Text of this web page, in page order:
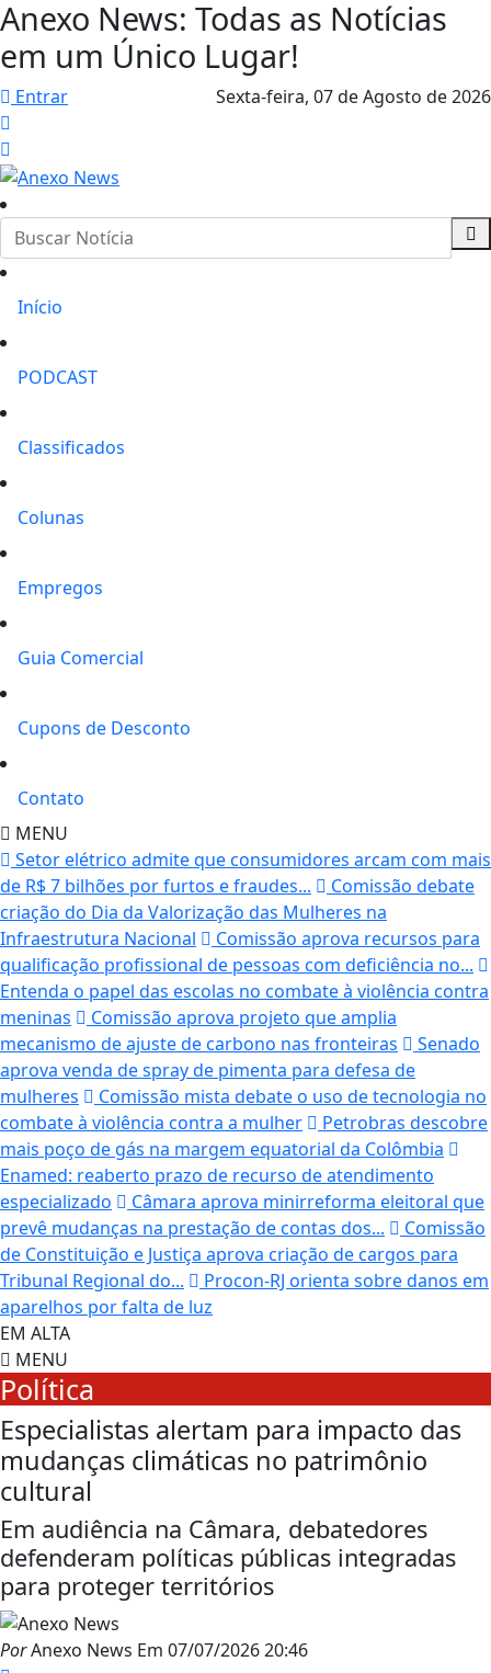
Anexo News: Todas as Notícias
em um Único Lugar!
Entrar Sexta-feira, 07 de Agosto de 2026
Início
PODCAST
Classificados
Colunas
Empregos
Guia Comercial
Cupons de Desconto
Contato
MENU
Setor elétrico admite que consumidores arcam com mais
de R$ 7 bilhões por furtos e fraudes...
Comissão debate
criação do Dia da Valorização das Mulheres na
Infraestrutura Nacional
Comissão aprova recursos para
qualificação profissional de pessoas com deficiência no...
Entenda o papel das escolas no combate à violência contra
meninas
Comissão aprova projeto que amplia
mecanismo de ajuste de carbono nas fronteiras
Senado
aprova venda de spray de pimenta para defesa de
mulheres
Comissão mista debate o uso de tecnologia no
combate à violência contra a mulher
Petrobras descobre
mais poço de gás na margem equatorial da Colômbia
Enamed: reaberto prazo de recurso de atendimento
especializado
Câmara aprova minirreforma eleitoral que
prevê mudanças na prestação de contas dos...
Comissão
de Constituição e Justiça aprova criação de cargos para
Tribunal Regional do...
Procon-RJ orienta sobre danos em
aparelhos por falta de luz
EM ALTA
MENU
Política
Especialistas alertam para impacto das
mudanças climáticas no patrimônio
cultural
Em audiência na Câmara, debatedores
defenderam políticas públicas integradas
para proteger territórios
PorAnexo News Em 07/07/2026 20:46